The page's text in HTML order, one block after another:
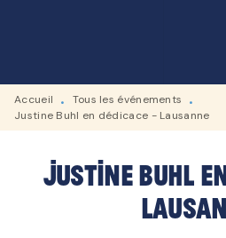
Accueil • Tous les événements
•
Justine Buhl en dédicace - Lausanne
Justine Buhl